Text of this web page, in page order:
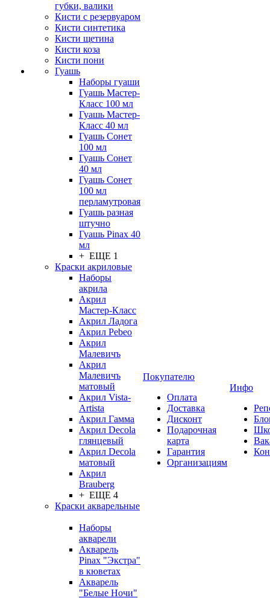
губки, валики
Кисти с резервуаром
Кисти синтетика
Кисти щетина
Кисти коза
Кисти пони
Гуашь
Наборы гуаши
Гуашь Мастер-
Класс 100 мл
Гуашь Мастер-
Класс 40 мл
Гуашь Сонет
100 мл
Гуашь Сонет
40 мл
Гуашь Сонет
100 мл
перламутровая
Гуашь разная
штучно
Гуашь Pinax 40
мл
+ ЕЩЕ 1
Краски акриловые
Наборы
акрила
Акрил
Мастер-Класс
Акрил Ладога
Акрил Pebeo
Акрил
Малевичъ
Акрил
Малевичъ
матовый
Акрил Vista-
Artista
Акрил Гамма
Акрил Decola
глянцевый
Акрил Decola
матовый
Акрил
Brauberg
+ ЕЩЕ 4
Краски акварельные
Наборы
акварели
Акварель
Pinax "Экстра"
в кюветах
Акварель
"Белые Ночи"
Покупателю
Оплата
Доставка
Дисконт
Подарочная
карта
Гарантия
Организациям
Инфо